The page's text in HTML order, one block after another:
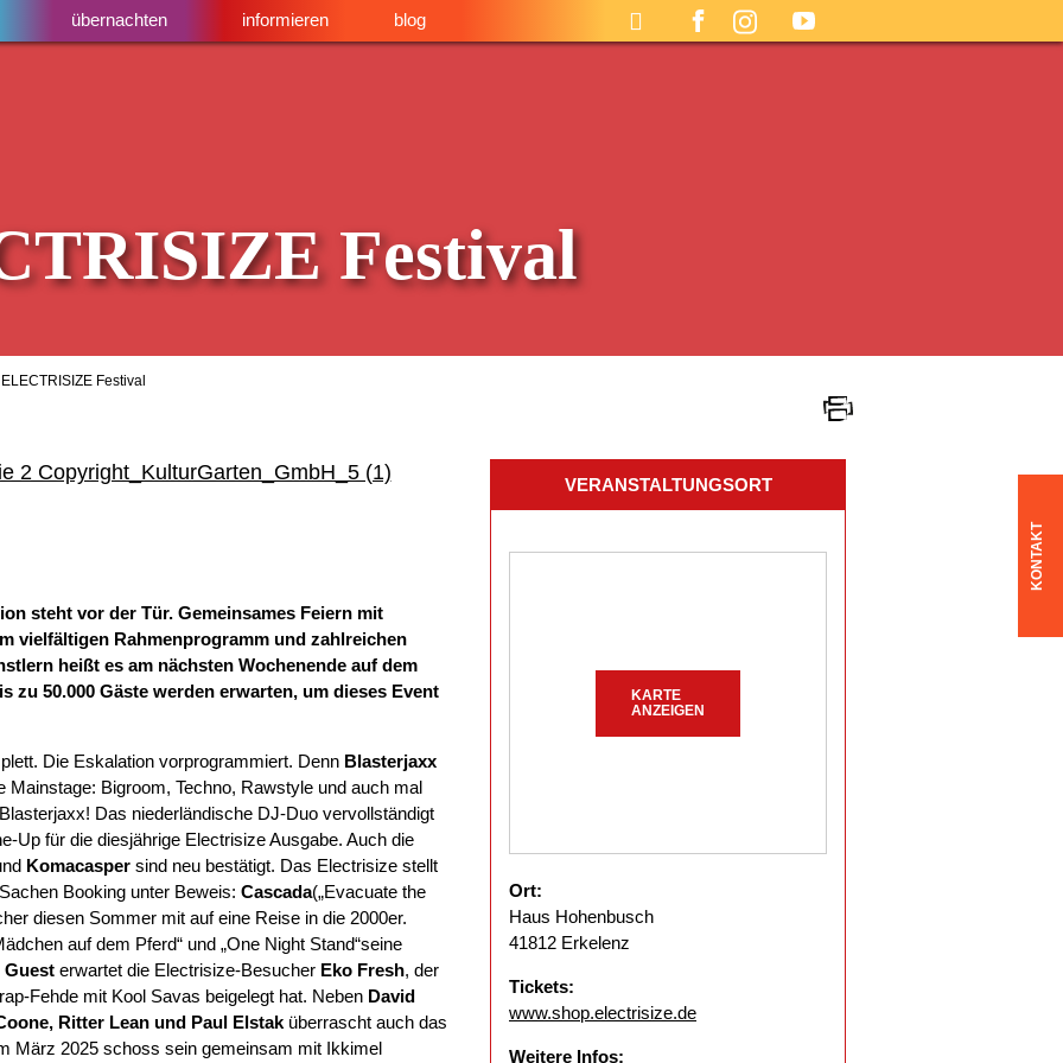
übernachten informieren blog
KONTAKT
Festival
Festival
steht vor der Tür. Gemeinsames Feiern mit
vielfältigen Rahmenprogramm und zahlreichen
heißt es am nächsten Wochenende auf dem
zu 50.000 Gäste werden erwarten, um dieses Event
Die Eskalation vorprogrammiert. Denn Blasterjaxx
Mainstage: Bigroom, Techno, Rawstyle und auch mal
Das niederländische DJ-Duo vervollständigt
Up für die diesjährige Electrisize Ausgabe. Auch die
Komacasper sind neu bestätigt. Das Electrisize stellt
Booking unter Beweis: Cascada(„Evacuate the
diesen Sommer mit auf eine Reise in die 2000er.
auf dem Pferd“ und „One Night Stand“seine
Guest erwartet die Electrisize-Besucher Eko Fresh, der
Fehde mit Kool Savas beigelegt hat. Neben David
Ritter Lean und Paul Elstak überrascht auch das
März 2025 schoss sein gemeinsam mit Ikkimel
VERANSTALTUNGSORT
KARTE
ANZEIGEN
Ort:
Haus Hohenbusch
41812 Erkelenz
Tickets:
www.shop.electrisize.de
Weitere Infos: